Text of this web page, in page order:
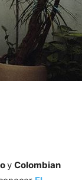
y Colombian